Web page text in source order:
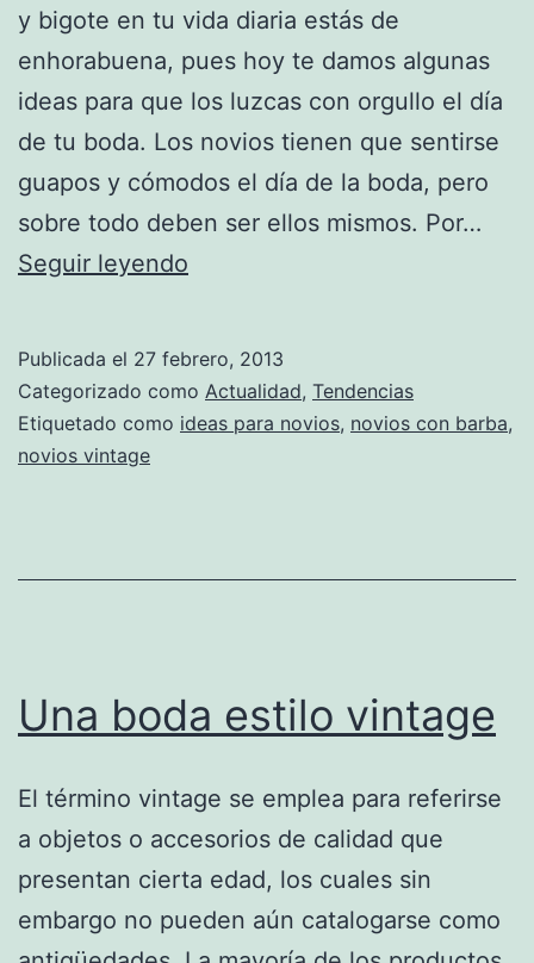
y bigote en tu vida diaria estás de
enhorabuena, pues hoy te damos algunas
ideas para que los luzcas con orgullo el día
de tu boda. Los novios tienen que sentirse
guapos y cómodos el día de la boda, pero
sobre todo deben ser ellos mismos. Por…
Seguir leyendo
y
bigote
Publicada el 27 febrero, 2013
Categorizado como Actualidad, Tendencias
Etiquetado como ideas para novios, novios con barba,
novios vintage
Una boda estilo vintage
El término vintage se emplea para referirse
a objetos o accesorios de calidad que
presentan cierta edad, los cuales sin
embargo no pueden aún catalogarse como